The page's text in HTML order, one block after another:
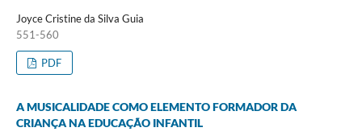
Joyce Cristine da Silva Guia
551-560
PDF
A MUSICALIDADE COMO ELEMENTO FORMADOR DA
CRIANÇA NA EDUCAÇÃO INFANTIL